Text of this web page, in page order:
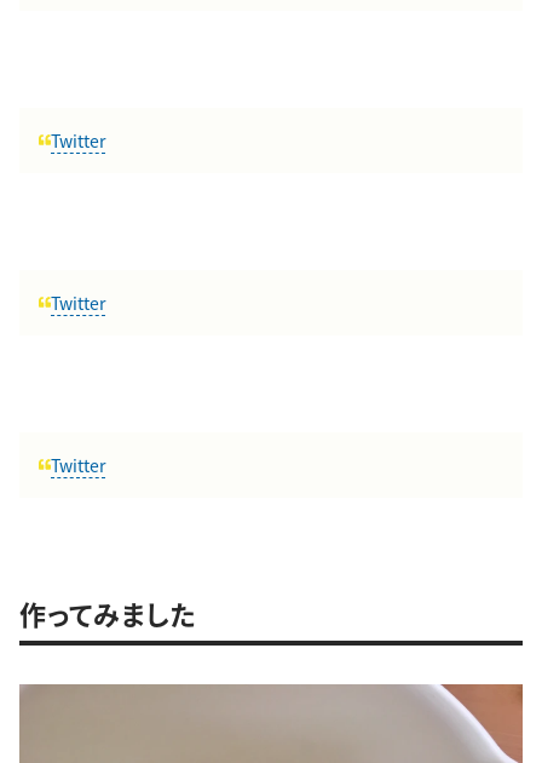
Twitter
Twitter
Twitter
作ってみました